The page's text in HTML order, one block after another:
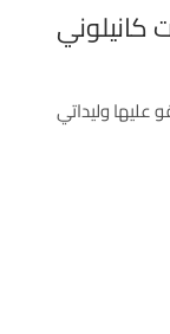
عليها وليداتي